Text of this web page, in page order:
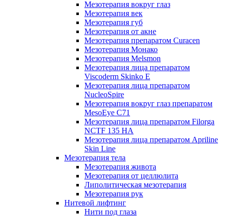
Мезотерапия вокруг глаз
Мезотерапия век
Мезотерапия губ
Мезотерапия от акне
Мезотерапия препаратом Curacen
Мезотерапия Монако
Мезотерапия Melsmon
Мезотерапия лица препаратом
Viscoderm Skinko E
Мезотерапия лица препаратом
NucleoSpire
Мезотерапия вокруг глаз препаратом
MesoEye С71
Мезотерапия лица препаратом Filorga
NCTF 135 HA
Мезотерапия лица препаратом Apriline
Skin Line
Мезотерапия тела
Мезотерапия живота
Мезотерапия от целлюлита
Липолитическая мезотерапия
Мезотерапия рук
Нитевой лифтинг
Нити под глаза